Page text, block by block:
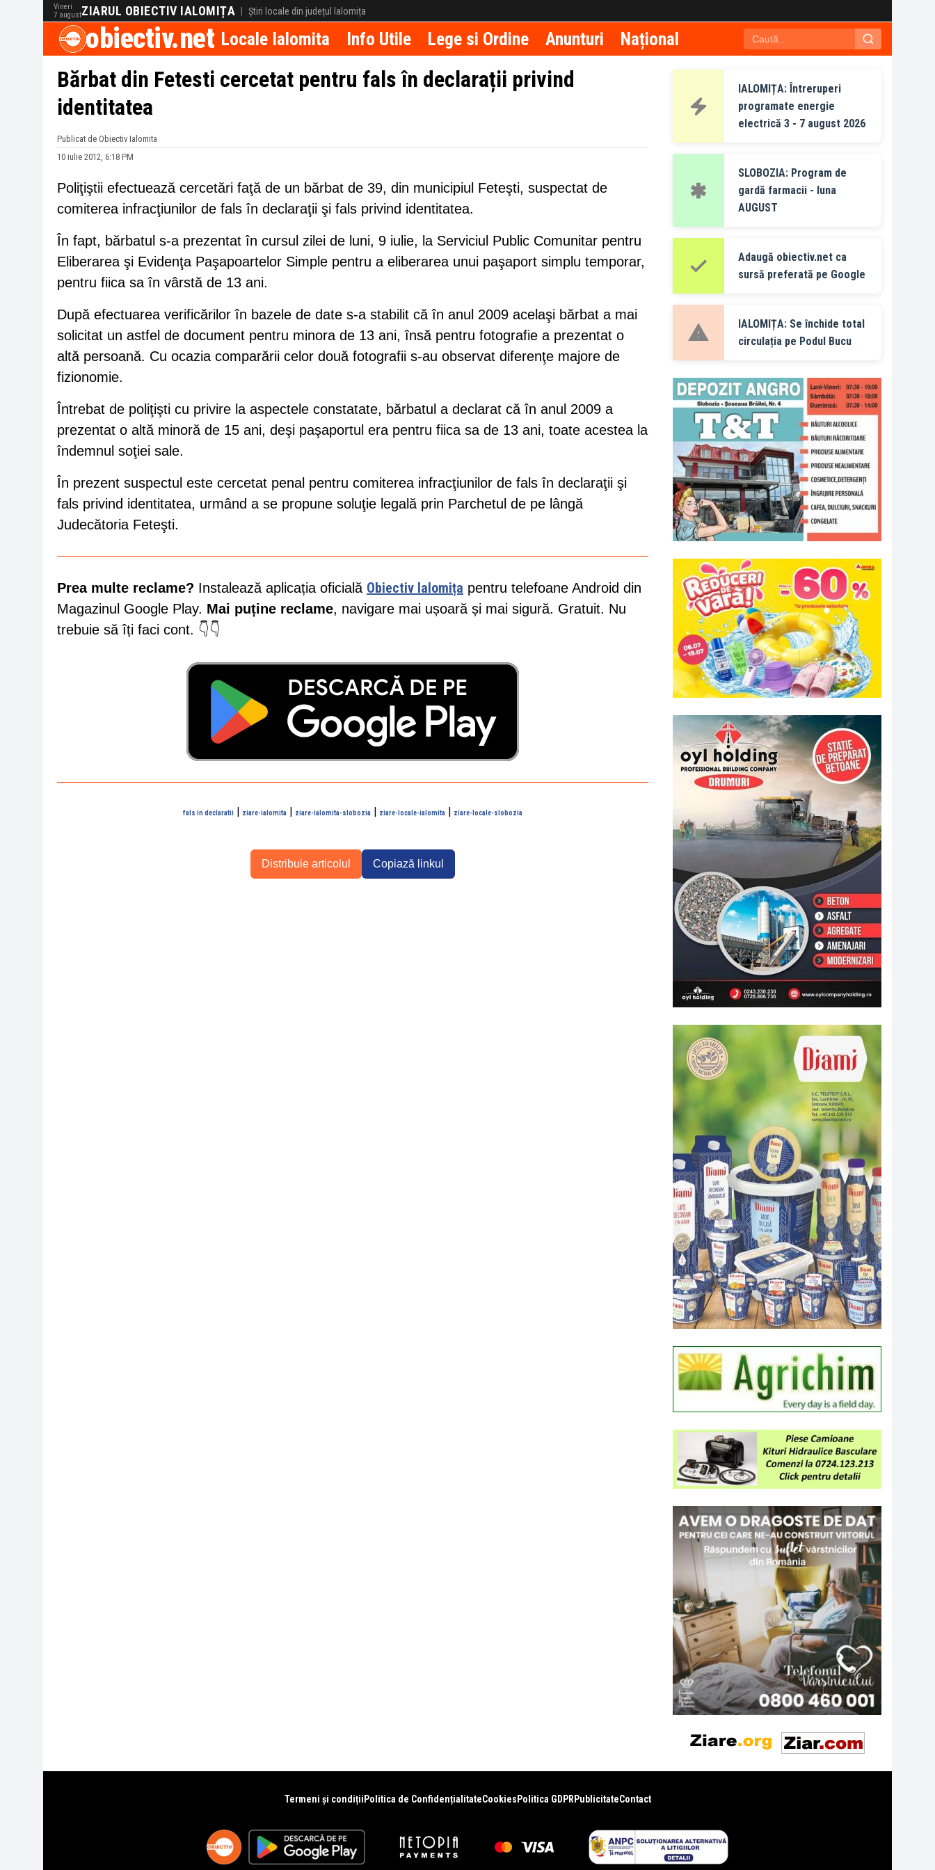
Vineri
7 augustZIARUL OBIECTIV IALOMIȚA | Știri locale din județul Ialomița
obiectiv.net Locale Ialomita Info Utile Lege si Ordine Anunturi Național
Bărbat din Fetesti cercetat pentru fals în declarații privind
identitatea
Publicat de Obiectiv Ialomita
10 iulie 2012, 6:18 PM
Poliţiştii efectuează cercetări faţă de un bărbat de 39, din municipiul Feteşti, suspectat de
comiterea infracţiunilor de fals în declaraţii şi fals privind identitatea.
În fapt, bărbatul s-a prezentat în cursul zilei de luni, 9 iulie, la Serviciul Public Comunitar pentru
Eliberarea şi Evidenţa Paşapoartelor Simple pentru a eliberarea unui paşaport simplu temporar,
pentru fiica sa în vârstă de 13 ani.
După efectuarea verificărilor în bazele de date s-a stabilit că în anul 2009 acelaşi bărbat a mai
solicitat un astfel de document pentru minora de 13 ani, însă pentru fotografie a prezentat o
altă persoană. Cu ocazia comparării celor două fotografii s-au observat diferenţe majore de
fizionomie.
Întrebat de poliţişti cu privire la aspectele constatate, bărbatul a declarat că în anul 2009 a
prezentat o altă minoră de 15 ani, deşi paşaportul era pentru fiica sa de 13 ani, toate acestea la
îndemnul soţiei sale.
În prezent suspectul este cercetat penal pentru comiterea infracţiunilor de fals în declaraţii şi
fals privind identitatea, urmând a se propune soluţie legală prin Parchetul de pe lângă
Judecătoria Feteşti.
Prea multe reclame? Instalează aplicația oficială Obiectiv Ialomița pentru telefoane Android din
Magazinul Google Play. Mai puține reclame, navigare mai ușoară și mai sigură. Gratuit. Nu
trebuie să îți faci cont. 👇👇
fals in declaratii | ziare-ialomita | ziare-ialomita-slobozia | ziare-locale-ialomita | ziare-locale-slobozia
Distribuie articolul Copiază linkul
IALOMIȚA: Întreruperi
programate energie
electrică 3 - 7 august 2026
SLOBOZIA: Program de
gardă farmacii - luna
AUGUST
Adaugă obiectiv.net ca
sursă preferată pe Google
IALOMIȚA: Se închide total
circulația pe Podul Bucu
Termeni și condiții Politica de ConfidențialitateCookies Politica GDPR PublicitateContact